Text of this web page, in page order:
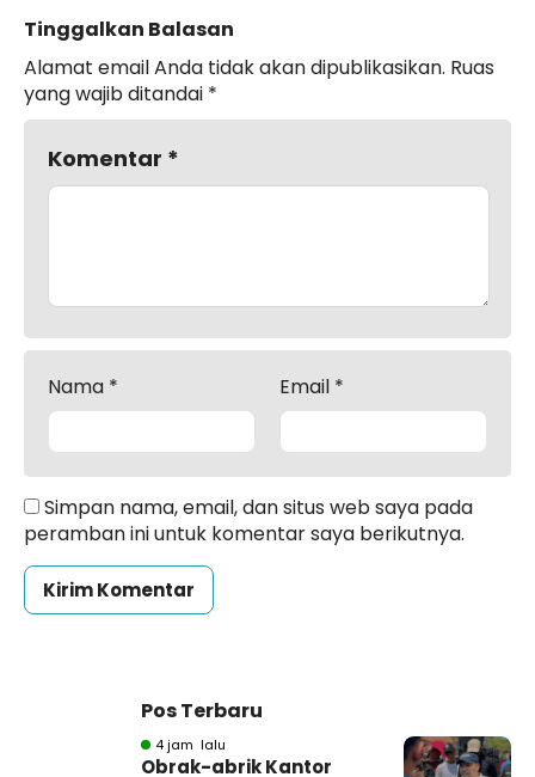
Tinggalkan Balasan
Alamat email Anda tidak akan dipublikasikan. Ruas
yang wajib ditandai *
Komentar *
Nama * Email *
Simpan nama, email, dan situs web saya pada
peramban ini untuk komentar saya berikutnya.
Pos Terbaru
4 jam lalu
Obrak-abrik Kantor